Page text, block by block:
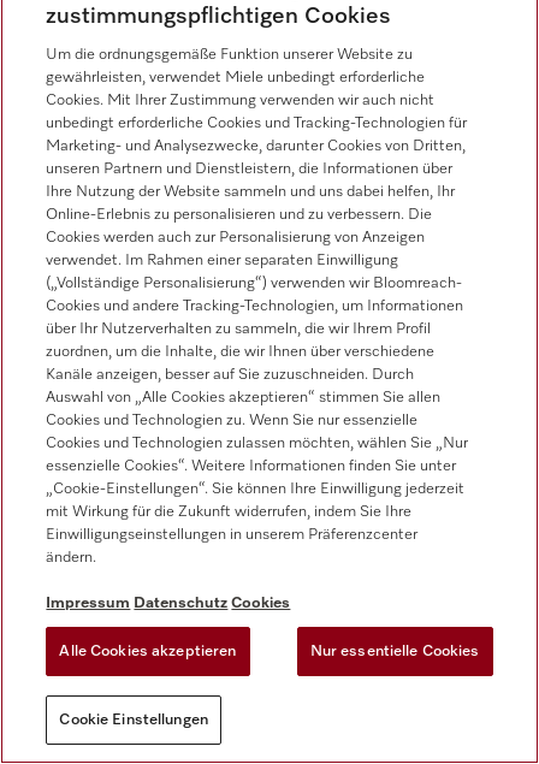
SB-ANWENDUNGEN
Die Vorteile hochwertiger
gewerblicher
Wäschereilösungen für
Mehrfamilienhäuser
Blog Artikel
Für Immobilieneigentümerinnen und -eigentümer,
die ihre Mehrfamilienhäuser inklusive
Wäschereilösungen planen, ist ein gemeinsamer
Waschraum eine effektive Lösung. Die Entscheidung
für individuelle Waschmaschinen in jeder Wohnung
ist nicht nur mit erheblichen Kosten für
Eigentümerinnen und Eigentümer und
Bewohnerinnen und Bewohner verbunden, sondern
ist langfristig gesehen auch nicht nachhaltig, da
dadurch der Wasser- und Energiebedarf in der
gesamten Anlage steigt. Gemeinsam genutzte
Waschmaschinen und Trockner verringern auch den
eine bessere Lebensqualität.
Mehr erfahren
zustimmungspflichtigen Cookies
Um die ordnungsgemäße Funktion unserer Website zu
gewährleisten, verwendet Miele unbedingt erforderliche
Cookies. Mit Ihrer Zustimmung verwenden wir auch nicht
unbedingt erforderliche Cookies und Tracking-Technologien für
Marketing- und Analysezwecke, darunter Cookies von Dritten,
unseren Partnern und Dienstleistern, die Informationen über
Ihre Nutzung der Website sammeln und uns dabei helfen, Ihr
Online-Erlebnis zu personalisieren und zu verbessern. Die
Cookies werden auch zur Personalisierung von Anzeigen
verwendet. Im Rahmen einer separaten Einwilligung
(„Vollständige Personalisierung“) verwenden wir Bloomreach-
Cookies und andere Tracking-Technologien, um Informationen
über Ihr Nutzerverhalten zu sammeln, die wir Ihrem Profil
zuordnen, um die Inhalte, die wir Ihnen über verschiedene
Kanäle anzeigen, besser auf Sie zuzuschneiden. Durch
Auswahl von „Alle Cookies akzeptieren“ stimmen Sie allen
Cookies und Technologien zu. Wenn Sie nur essenzielle
Cookies und Technologien zulassen möchten, wählen Sie „Nur
essenzielle Cookies“. Weitere Informationen finden Sie unter
„Cookie-Einstellungen“. Sie können Ihre Einwilligung jederzeit
mit Wirkung für die Zukunft widerrufen, indem Sie Ihre
Einwilligungseinstellungen in unserem Präferenzcenter
ändern.
Impressum Datenschutz Cookies
Alle Cookies akzeptieren Nur essentielle Cookies
Cookie Einstellungen